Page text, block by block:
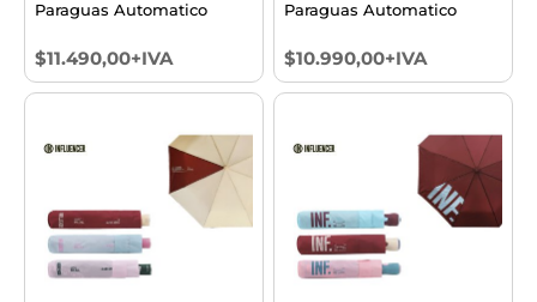
Paraguas Automatico
$11.490,00+IVA
Paraguas Automatico
$10.990,00+IVA